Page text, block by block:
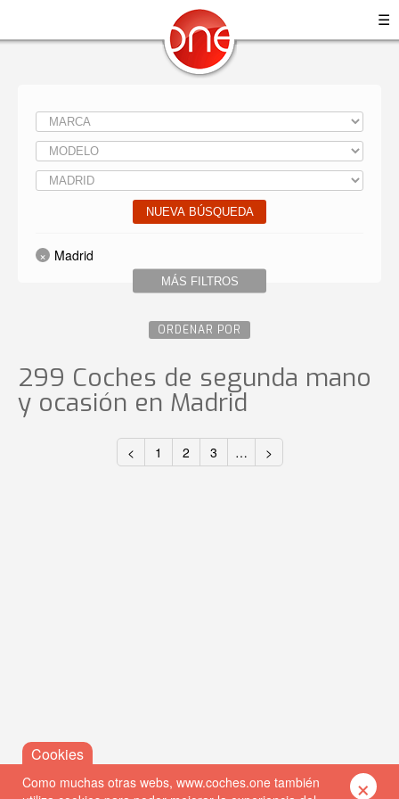
☰
NUEVA BÚSQUEDA
MÁS FILTROS
Madrid
ORDENAR POR
299 Coches de segunda mano
y ocasión en Madrid
< 1 2 3 … >
Como muchas otras webs, www.coches.one también
×